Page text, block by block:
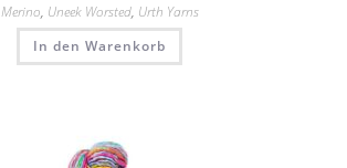
Merino, Uneek Worsted, Urth Yarns
In den Warenkorb